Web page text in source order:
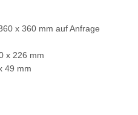
x 360 mm auf Anfrage
x 226 mm
49 mm